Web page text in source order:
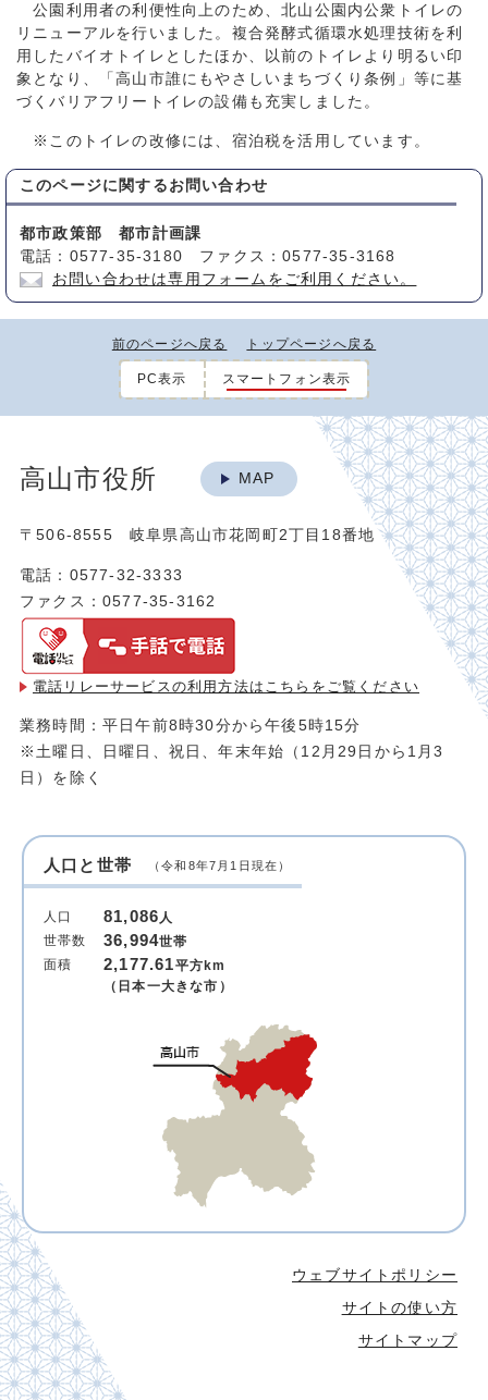
公園利用者の利便性向上のため、北山公園内公衆トイレの
リニューアルを行いました。複合発酵式循環水処理技術を利
用したバイオトイレとしたほか、以前のトイレより明るい印
象となり、「高山市誰にもやさしいまちづくり条例」等に基
づくバリアフリートイレの設備も充実しました。
※このトイレの改修には、宿泊税を活用しています。
このページに関する お問い合わせ
都市政策部 都市計画課
電話：0577-35-3180 ファクス：0577-35-3168
お問い合わせは専用フォームをご利用ください。
前のページへ戻る トップページへ戻る
PC表示 スマートフォン表示
高山市役所 MAP
〒506-8555 岐阜県高山市花岡町2丁目18番地
電話：0577-32-3333
ファクス：0577-35-3162
電話リレーサービスの利用方法は こちらをご覧ください
業務時間：平日午前8時30分から午後5時15分
※土曜日、日曜日、祝日、年末年始（12月29日から1月3
日）を除く
人口と世帯 （令和8年7月1日現在）
人口 81,086人
世帯数
36,994世帯
面積
2,177.61平方km
（日本一大きな市）
ウェブサイトポリシー
サイトの使い方
サイトマップ